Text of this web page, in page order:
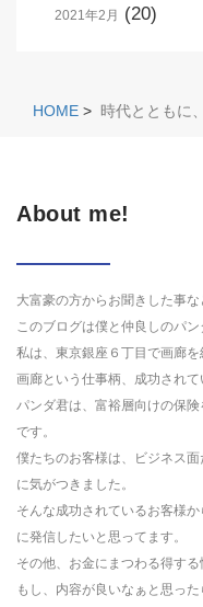
2021年2月 (20)
HOME > 時代とともに
About me!
大富豪の方からお聞きした事な
このブログは僕と仲良しのパ
私は、東京銀座６丁目で画廊を
画廊という仕事柄、成功されて
パンダ君は、富裕層向けの保
です。
僕たちのお客様は、ビジネス
に気がつきました。
そんな成功されているお客様
に発信したいと思ってます。
その他、お金にまつわる得す
もし、内容が良いなぁと思っ